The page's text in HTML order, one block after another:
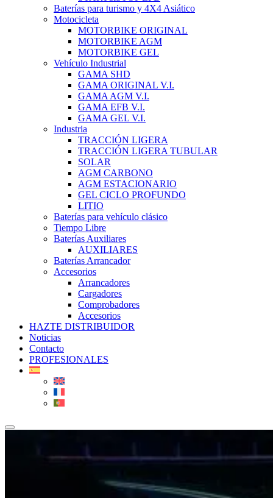
Baterías para turismo y 4X4 Asiático
Motocicleta
MOTORBIKE ORIGINAL
MOTORBIKE AGM
MOTORBIKE GEL
Vehículo Industrial
GAMA SHD
GAMA ORIGINAL V.I.
GAMA AGM V.I.
GAMA EFB V.I.
GAMA GEL V.I.
Industria
TRACCIÓN LIGERA
TRACCIÓN LIGERA TUBULAR
SOLAR
AGM CARBONO
AGM ESTACIONARIO
GEL CICLO PROFUNDO
LITIO
Baterías para vehículo clásico
Tiempo Libre
Baterías Auxiliares
AUXILIARES
Baterías Arrancador
Accesorios
Arrancadores
Cargadores
Comprobadores
Accesorios
HAZTE DISTRIBUIDOR
Noticias
Contacto
PROFESIONALES